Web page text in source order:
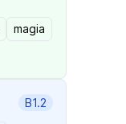
magia
B1.2